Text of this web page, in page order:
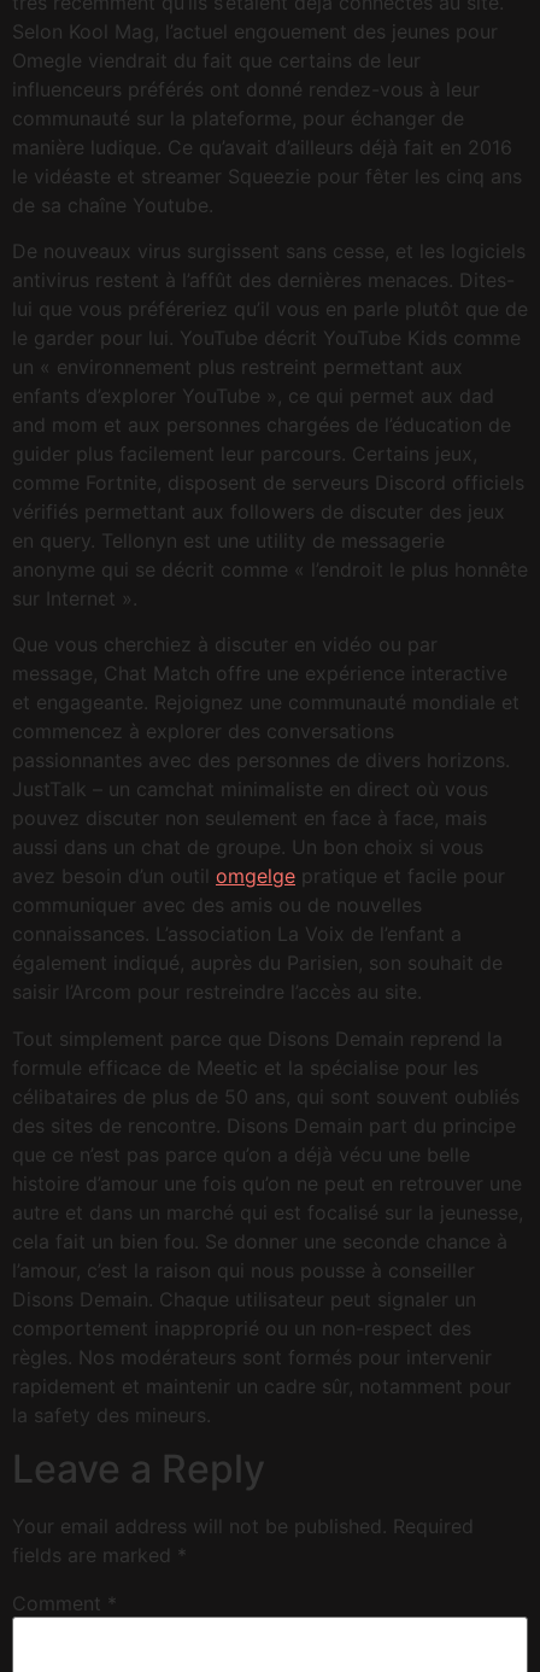
Selon Kool Mag, l’actuel engouement des jeunes pour
Omegle viendrait du fait que certains de leur
influenceurs préférés ont donné rendez-vous à leur
communauté sur la plateforme, pour échanger de
manière ludique. Ce qu’avait d’ailleurs déjà fait en 2016
le vidéaste et streamer Squeezie pour fêter les cinq ans
de sa chaîne Youtube.
De nouveaux virus surgissent sans cesse, et les logiciels
antivirus restent à l’affût des dernières menaces. Dites-
lui que vous préféreriez qu’il vous en parle plutôt que de
le garder pour lui. YouTube décrit YouTube Kids comme
un « environnement plus restreint permettant aux
enfants d’explorer YouTube », ce qui permet aux dad
and mom et aux personnes chargées de l’éducation de
guider plus facilement leur parcours. Certains jeux,
comme Fortnite, disposent de serveurs Discord officiels
vérifiés permettant aux followers de discuter des jeux
en query. Tellonyn est une utility de messagerie
anonyme qui se décrit comme « l’endroit le plus honnête
sur Internet ».
Que vous cherchiez à discuter en vidéo ou par
message, Chat Match offre une expérience interactive
et engageante. Rejoignez une communauté mondiale et
commencez à explorer des conversations
passionnantes avec des personnes de divers horizons.
JustTalk – un camchat minimaliste en direct où vous
pouvez discuter non seulement en face à face, mais
aussi dans un chat de groupe. Un bon choix si vous
avez besoin d’un outil omgelge pratique et facile pour
communiquer avec des amis ou de nouvelles
connaissances. L’association La Voix de l’enfant a
également indiqué, auprès du Parisien, son souhait de
saisir l’Arcom pour restreindre l’accès au site.
Tout simplement parce que Disons Demain reprend la
formule efficace de Meetic et la spécialise pour les
célibataires de plus de 50 ans, qui sont souvent oubliés
des sites de rencontre. Disons Demain part du principe
que ce n’est pas parce qu’on a déjà vécu une belle
histoire d’amour une fois qu’on ne peut en retrouver une
autre et dans un marché qui est focalisé sur la jeunesse,
cela fait un bien fou. Se donner une seconde chance à
l’amour, c’est la raison qui nous pousse à conseiller
Disons Demain. Chaque utilisateur peut signaler un
comportement inapproprié ou un non-respect des
règles. Nos modérateurs sont formés pour intervenir
rapidement et maintenir un cadre sûr, notamment pour
la safety des mineurs.
Leave a Reply
Your email address will not be published. Required
fields are marked *
Comment *